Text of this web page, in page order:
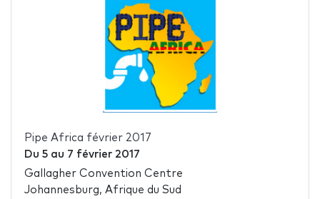
Pipe Africa février 2017
Du 5au 7 février 2017
Gallagher Convention Centre
Johannesburg, Afrique du Sud